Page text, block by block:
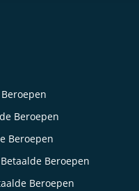
Beroepen
Beroepen
Beroepen
Beroepen